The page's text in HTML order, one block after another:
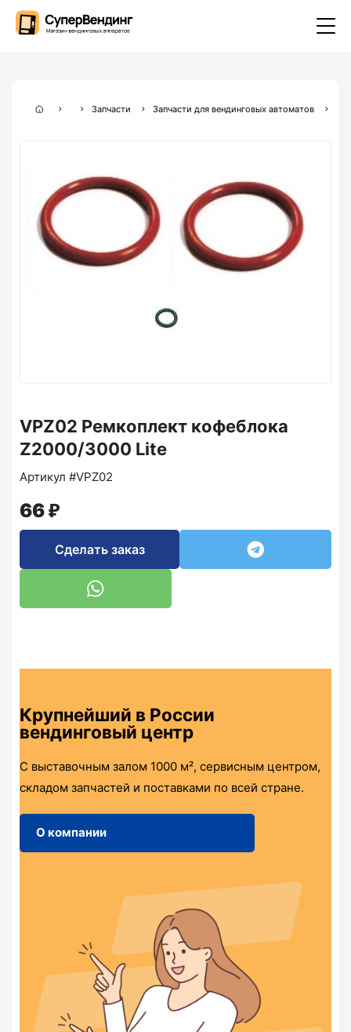
Запчасти Запчасти для вендинговых автоматов
VPZ02 Ремкоплект кофеблока
Z2000/3000 Lite
Артикул #VPZ02
66₽
Сделать заказ
Крупнейший в России
вендинговый центр
С выставочным залом 1000 м², сервисным центром,
складом запчастей и поставками по всей стране.
О компании